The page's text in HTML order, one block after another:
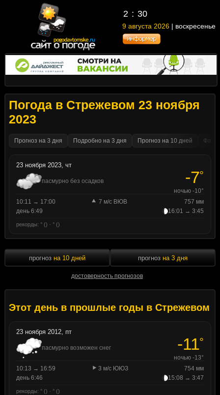
2 30
9 августа 2026 | воскресенье
Погода в Стрежевом 23 ноября
2023
Прогноз на 3 дня Подробно на 3 дня Прогноз на 10 дней
23 ноября 2023, чт
пасмурно без осадков -7°
ночью -10°
10:11 → 17:00
7 м/с ВЮВ
757 мм
день 6:49
16:01 → 3:45
рекорды: ° () · ° ()
прогноз на 10 дней
достоверность прогнозов
прогноз на 3 дня
Этот день в прошлые годы в Стрежевом
23 ноября 2012, пт
пасмурно возможен снег -11°
ночью -13°
10:13 → 16:59
3 м/с ЮЮЗ
754 мм
день 6:46
15:08 → 3:47
рекорды: ° () · ° ()